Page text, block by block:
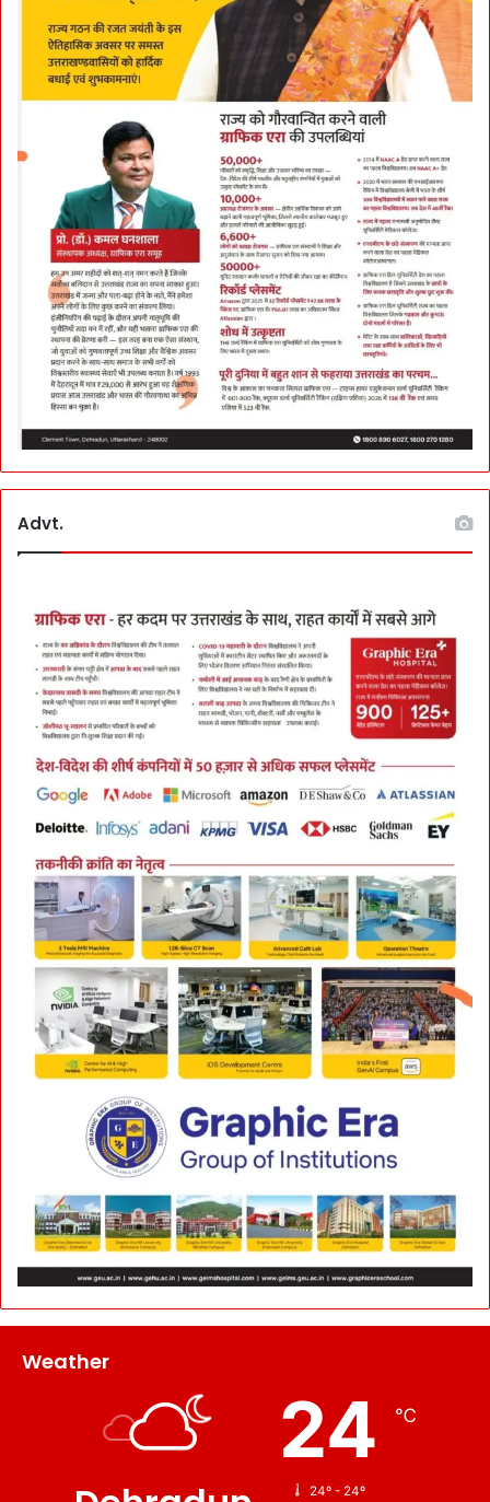
e
t
Advt.
Weather
24 ℃
24º - 24º